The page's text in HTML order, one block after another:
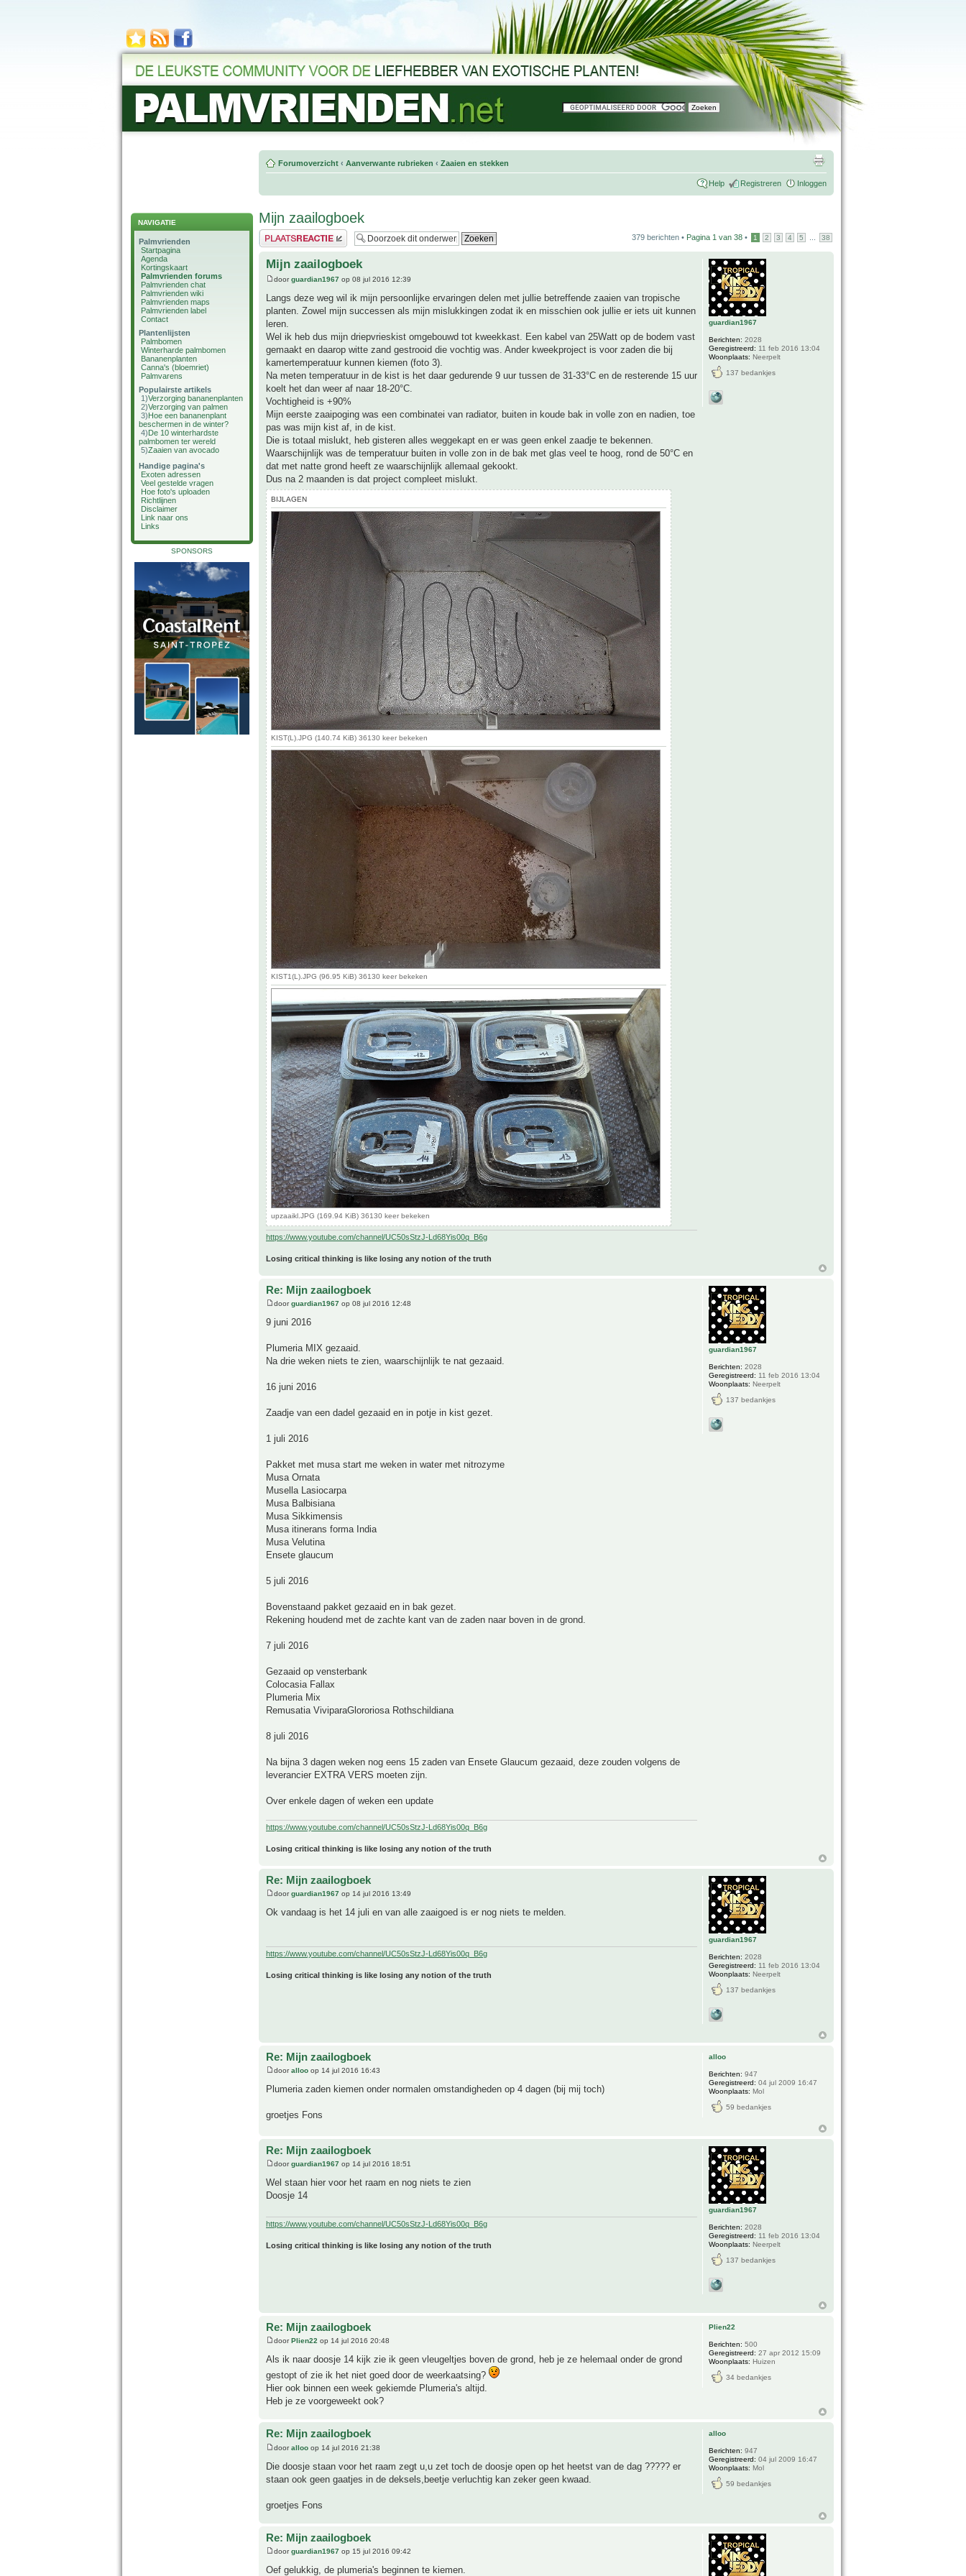
NAVIGATIE
Palmvrienden
Startpagina
Agenda
Kortingskaart
Palmvrienden forums
Palmvrienden chat
Palmvrienden wiki
Palmvrienden maps
Palmvrienden label
Contact
Plantenlijsten
Palmbomen
Winterharde palmbomen
Bananenplanten
Canna's (bloemriet)
Palmvarens
Populairste artikels
1)Verzorging bananenplanten
2)Verzorging van palmen
3)Hoe een bananenplant
beschermen in de winter?
4)De 10 winterhardste
palmbomen ter wereld
5)Zaaien van avocado
Handige pagina's
Exoten adressen
Veel gestelde vragen
Hoe foto's uploaden
Richtlijnen
Disclaimer
Link naar ons
Links
SPONSORS
Forumoverzicht ‹ Aanverwante rubrieken ‹ Zaaien en stekken
Help Registreren Inloggen
Mijn zaailogboek
Plaats een reactie 379 berichten • Pagina 1 van 38 • 1 2 3 4 5 38
Mijn zaailogboek
doorguardian1967 op 08 jul 2016 12:39
Langs deze weg wil ik mijn persoonlijke ervaringen delen met jullie betreffende zaaien van tropische
planten. Zowel mijn successen als mijn mislukkingen zodat ik en misschien ook jullie er iets uit kunnen
leren.
Wel ik heb dus mijn driepvrieskist omgebouwd tot kweekkast. Een kabel van 25Watt op de bodem vast
gemaakt en daarop witte zand gestrooid die vochtig was. Ander kweekproject is voor zaden die bij
kamertemperatuur kunnen kiemen (foto 3).
Na meten temperatuur in de kist is het daar gedurende 9 uur tussen de 31-33°C en de resterende 15 uur
koelt het dan weer af naar 18-20°C.
Vochtigheid is +90%
Mijn eerste zaaipoging was een combinatei van radiator, buiten in koude bak in volle zon en nadien, toe
pas was mijn kist af, in de kist.
Die is totaal mislukt, heb gisteren alles weggekapt en er was geen enkel zaadje te bekennen.
Waarschijnlijk was de temperatuur buiten in volle zon in de bak met glas veel te hoog, rond de 50°C en
dat met natte grond heeft ze waarschijnlijk allemaal gekookt.
Dus na 2 maanden is dat project compleet mislukt.
BIJLAGEN
KIST(L).JPG (140.74 KiB) 36130 keer bekeken
KIST1(L).JPG (96.95 KiB) 36130 keer bekeken
upzaaikl.JPG (169.94 KiB) 36130 keer bekeken
https://www.youtube.com/channel/UC50sStzJ-Ld68Yis00q_B6g
Losing critical thinking is like losing any notion of the truth
guardian1967
Berichten: 2028
Geregistreerd: 11 feb 2016 13:04
Woonplaats: Neerpelt
137 bedankjes
Re: Mijn zaailogboek
doorguardian1967 op 08 jul 2016 12:48
9 juni 2016
Plumeria MIX gezaaid.
Na drie weken niets te zien, waarschijnlijk te nat gezaaid.
16 juni 2016
Zaadje van een dadel gezaaid en in potje in kist gezet.
1 juli 2016
Pakket met musa start me weken in water met nitrozyme
Musa Ornata
Musella Lasiocarpa
Musa Balbisiana
Musa Sikkimensis
Musa itinerans forma India
Musa Velutina
Ensete glaucum
5 juli 2016
Bovenstaand pakket gezaaid en in bak gezet.
Rekening houdend met de zachte kant van de zaden naar boven in de grond.
7 juli 2016
Gezaaid op vensterbank
Colocasia Fallax
Plumeria Mix
Remusatia ViviparaGlororiosa Rothschildiana
8 juli 2016
Na bijna 3 dagen weken nog eens 15 zaden van Ensete Glaucum gezaaid, deze zouden volgens de
leverancier EXTRA VERS moeten zijn.
Over enkele dagen of weken een update
https://www.youtube.com/channel/UC50sStzJ-Ld68Yis00q_B6g
Losing critical thinking is like losing any notion of the truth
guardian1967
Berichten: 2028
Geregistreerd: 11 feb 2016 13:04
Woonplaats: Neerpelt
137 bedankjes
Re: Mijn zaailogboek
doorguardian1967 op 14 jul 2016 13:49
Ok vandaag is het 14 juli en van alle zaaigoed is er nog niets te melden.
https://www.youtube.com/channel/UC50sStzJ-Ld68Yis00q_B6g
Losing critical thinking is like losing any notion of the truth
guardian1967
Berichten: 2028
Geregistreerd: 11 feb 2016 13:04
Woonplaats: Neerpelt
137 bedankjes
Re: Mijn zaailogboek
dooralloo op 14 jul 2016 16:43
Plumeria zaden kiemen onder normalen omstandigheden op 4 dagen (bij mij toch)
groetjes Fons
alloo
Berichten: 947
Geregistreerd: 04 jul 2009 16:47
Woonplaats: Mol
59 bedankjes
Re: Mijn zaailogboek
doorguardian1967 op 14 jul 2016 18:51
Wel staan hier voor het raam en nog niets te zien
Doosje 14
https://www.youtube.com/channel/UC50sStzJ-Ld68Yis00q_B6g
Losing critical thinking is like losing any notion of the truth
guardian1967
Berichten: 2028
Geregistreerd: 11 feb 2016 13:04
Woonplaats: Neerpelt
137 bedankjes
Re: Mijn zaailogboek
door Plien22 op 14 jul 2016 20:48
Als ik naar doosje 14 kijk zie ik geen vleugeltjes boven de grond, heb je ze helemaal onder de grond
gestopt of zie ik het niet goed door de weerkaatsing?
Hier ook binnen een week gekiemde Plumeria's altijd.
Heb je ze voorgeweekt ook?
Plien22
Berichten: 500
Geregistreerd: 27 apr 2012 15:09
Woonplaats: Huizen
34 bedankjes
Re: Mijn zaailogboek
dooralloo op 14 jul 2016 21:38
Die doosje staan voor het raam zegt u,u zet toch de doosje open op het heetst van de dag ????? er
staan ook geen gaatjes in de deksels,beetje verluchtig kan zeker geen kwaad.
groetjes Fons
alloo
Berichten: 947
Geregistreerd: 04 jul 2009 16:47
Woonplaats: Mol
59 bedankjes
Re: Mijn zaailogboek
doorguardian1967 op 15 jul 2016 09:42
Oef gelukkig, de plumeria's beginnen te kiemen.